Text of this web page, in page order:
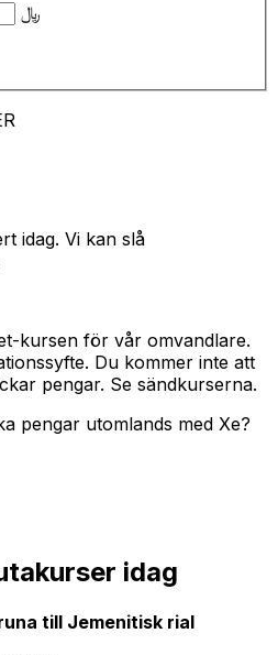
﷼
idag. Vi kan slå
kursen för vår omvandlare.
Du kommer inte att
pengar. Se sändkurserna.
pengar utomlands med Xe?
idag
till Jemenitisk rial